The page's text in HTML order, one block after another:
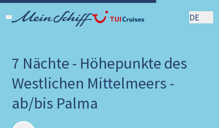
DE
7 Nächte - Höhepunkte des
Westlichen Mittelmeers -
ab/bis Palma